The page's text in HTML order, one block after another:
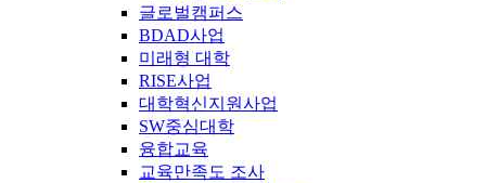
글로벌캠퍼스
BDAD사업
미래형 대학
RISE사업
대학혁신지원사업
SW중심대학
융합교육
교육만족도 조사